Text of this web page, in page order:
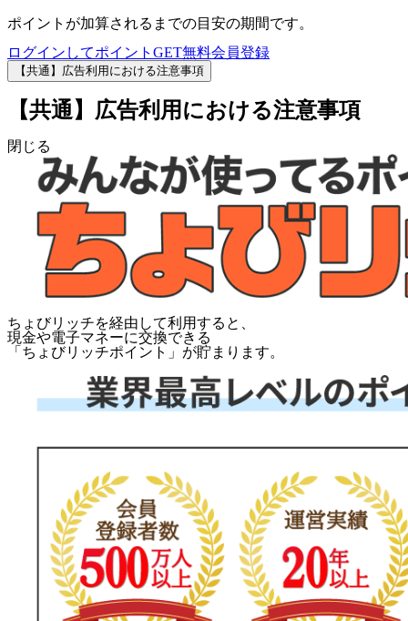
ポイントが加算されるまでの目安の期間です。
ログインしてポイントGET無料会員登録
【共通】広告利用における注意事項
【共通】広告利用における注意事項
閉じる
ちょびリッチを経由して利用すると、
現金や電子マネーに交換できる
「 ちょびリッチポイント 」が貯まります。